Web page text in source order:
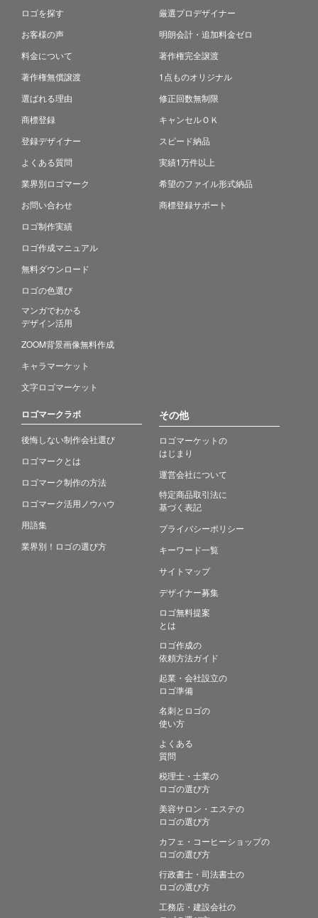
ロゴを探す
お客様の声
料金について
著作権無償譲渡
選ばれる理由
商標登録
登録デザイナー
よくある質問
業界別ロゴマーク
お問い合わせ
ロゴ制作実績
ロゴ作成マニュアル
無料ダウンロード
ロゴの色選び
マンガでわかる
デザイン活用
ZOOM背景画像無料作成
キャラマーケット
文字ロゴマーケット
厳選プロデザイナー
明朗会計・追加料金ゼロ
著作権完全譲渡
1点ものオリジナル
修正回数無制限
キャンセルＯＫ
スピード納品
実績1万件以上
希望のファイル形式納品
商標登録サポート
ロゴマークラボ
後悔しない制作会社選び
ロゴマークとは
ロゴマーク制作の方法
ロゴマーク活用ノウハウ
用語集
業界別！ロゴの選び方
その他
ロゴマーケットの
はじまり
運営会社について
特定商品取引法に
基づく表記
プライバシーポリシー
キーワード一覧
サイトマップ
デザイナー募集
ロゴ無料提案
とは
ロゴ作成の
依頼方法ガイド
起業・会社設立の
ロゴ準備
名刺とロゴの
使い方
よくある
質問
税理士・士業の
ロゴの選び方
美容サロン・エステの
ロゴの選び方
カフェ・コーヒーショップの
ロゴの選び方
行政書士・司法書士の
ロゴの選び方
工務店・建設会社の